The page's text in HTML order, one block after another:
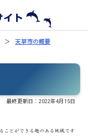
天草市の概要
最終更新日：2022年4月15日